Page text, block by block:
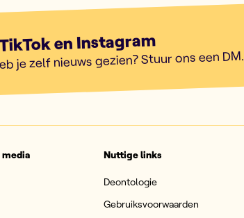
en Instagram
je zelf nieuws gezien? Stuur ons een DM.
media Nuttige links
Deontologie
Gebruiksvoorwaarden